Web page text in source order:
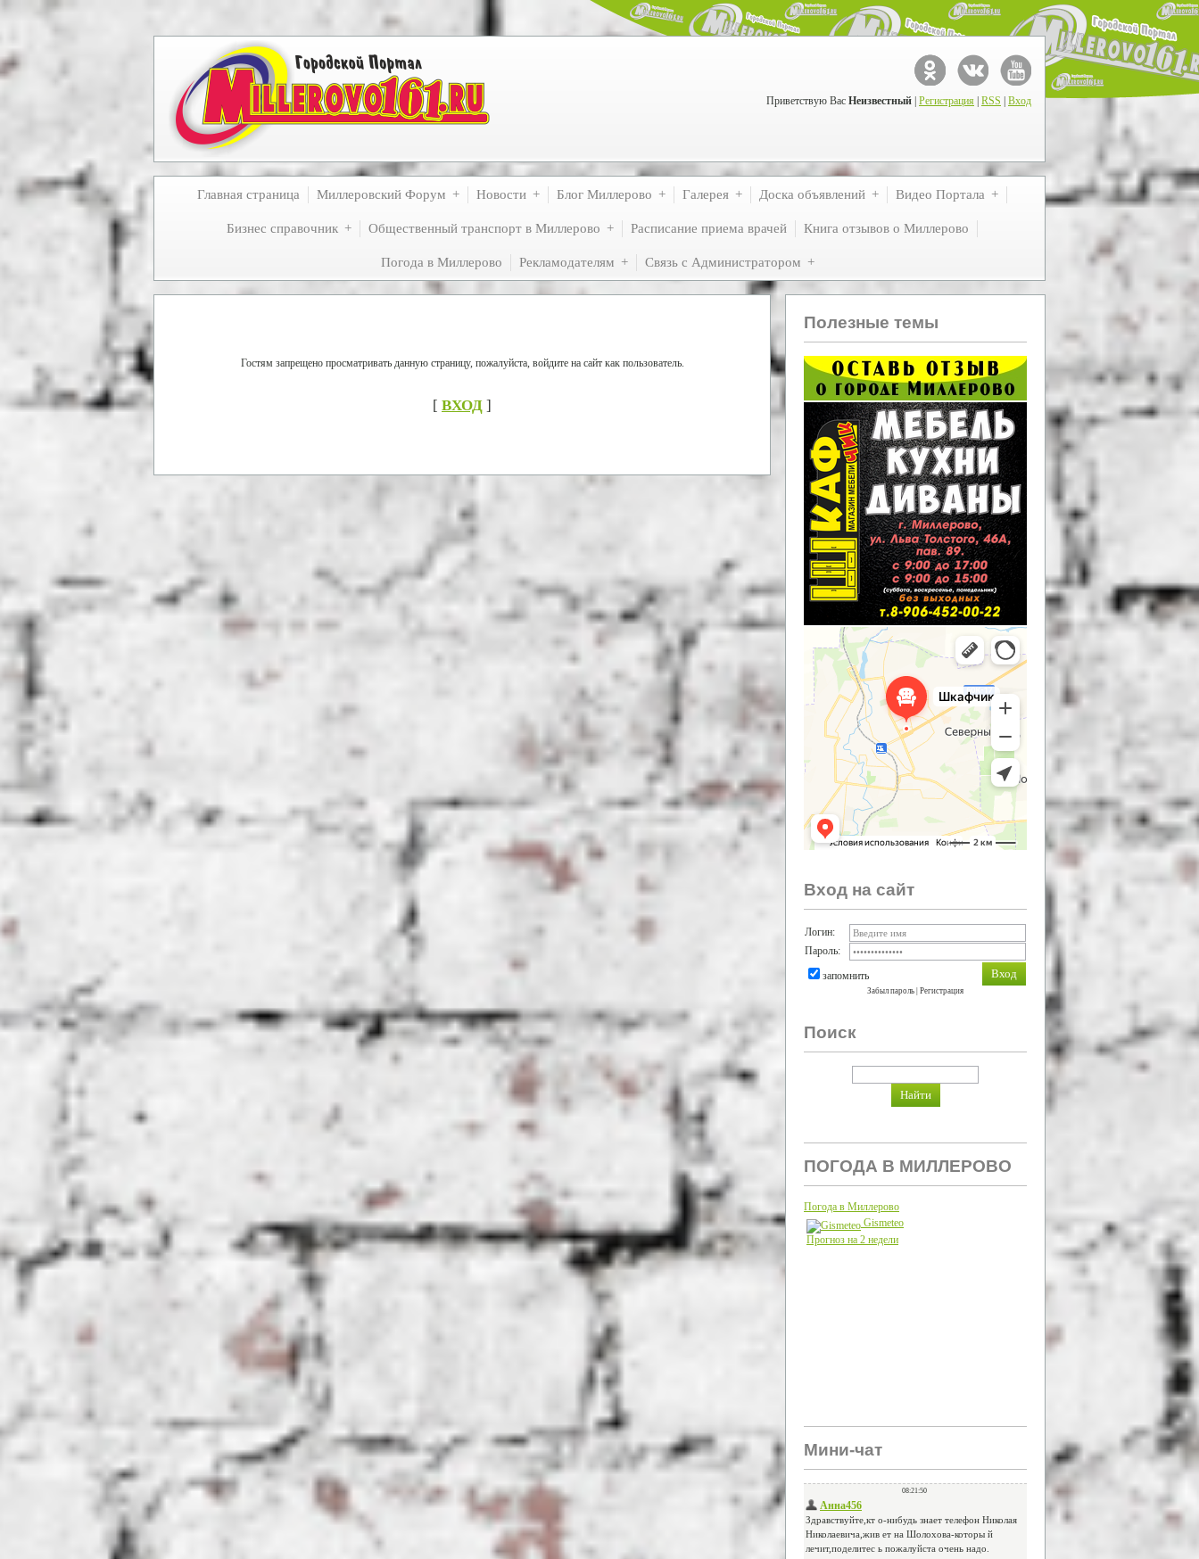
Приветствую Вас Неизвестный Регистрация RSS Вход
Главная страница Миллеровский Форум Новости Блог Миллерово Галерея Доска объявлений Видео Портала
Бизнес справочник Общественный транспорт в Миллерово Расписание приема врачей Книга отзывов о Миллерово
Погода в Миллерово Рекламодателям Связь с Администратором
Гостям запрещено просматривать данную страницу, пожалуйста, войдите на сайт как пользователь.
[ ВХОД ]
Полезные темы
Вход на сайт
Логин:
Пароль:
запомнить
Забыл пароль Регистрация
Поиск
ПОГОДА В МИЛЛЕРОВО
Погода в Миллерово
Gismeteo
Прогноз на 2 недели
Мини-чат